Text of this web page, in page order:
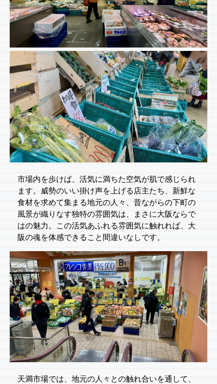
市場内を歩けば、活気に満ちた空気が肌で感じられ
ます。威勢のいい掛け声を上げる店主たち、新鮮な
食材を求めて集まる地元の人々、昔ながらの下町の
風景が織りなす独特の雰囲気は、まさに大阪ならで
はの魅力。この活気あふれる雰囲気に触れれば、大
阪の魂を体感できること間違いなしです。
天満市場では、地元の人々との触れ合いを通して、